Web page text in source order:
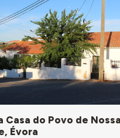
Casa do Povo de
Évora